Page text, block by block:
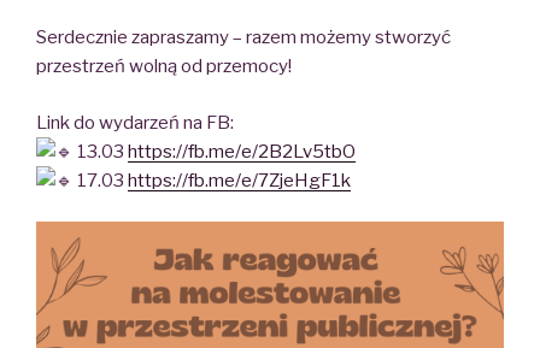
Serdecznie zapraszamy – razem możemy stworzyć
przestrzeń wolną od przemocy!
Link do wydarzeń na FB:
13.03 https://fb.me/e/2B2Lv5tbO
17.03 https://fb.me/e/7ZjeHgF1k